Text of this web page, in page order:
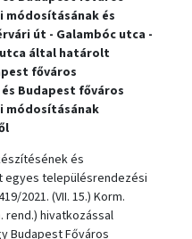
módosításának és
út - Galambóc utca -
utca által határolt
főváros
Budapest főváros
módosításának
és
egyes településrendezési
2021. (VII. 15.) Korm.
rend.) hivatkozással
Budapest Főváros